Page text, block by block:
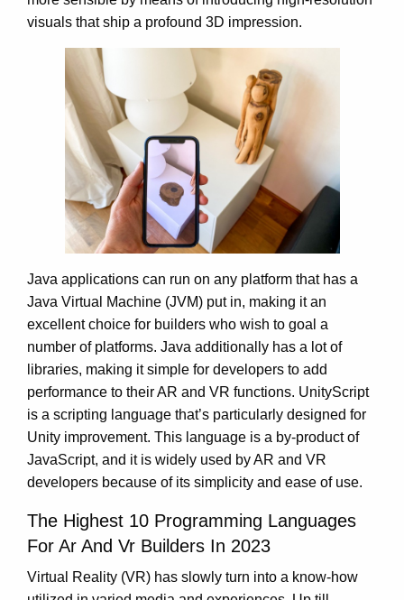
visuals that ship a profound 3D impression.
Java applications can run on any platform that has a
Java Virtual Machine (JVM) put in, making it an
excellent choice for builders who wish to goal a
number of platforms. Java additionally has a lot of
libraries, making it simple for developers to add
performance to their AR and VR functions. UnityScript
is a scripting language that’s particularly designed for
Unity improvement. This language is a by-product of
JavaScript, and it is widely used by AR and VR
developers because of its simplicity and ease of use.
The Highest 10 Programming Languages
For Ar And Vr Builders In 2023
Virtual Reality (VR) has slowly turn into a know-how